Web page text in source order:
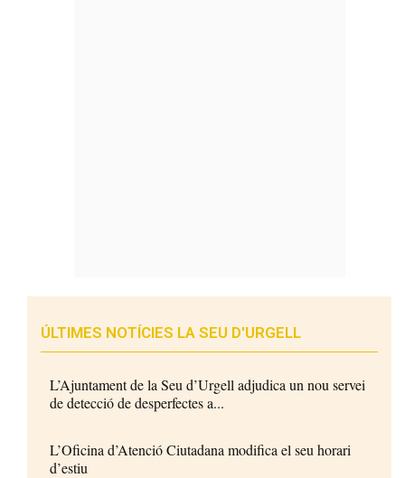
ÚLTIMES NOTÍCIES LA SEU D'URGELL
L’Ajuntament de la Seu d’Urgell adjudica un nou servei
de detecció de desperfectes a...
L’Oficina d’Atenció Ciutadana modifica el seu horari
d’estiu